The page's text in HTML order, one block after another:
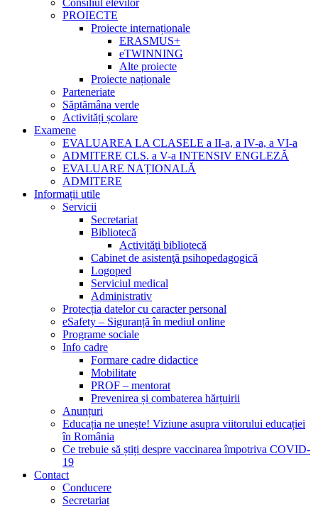
Consiliul elevilor
PROIECTE
Proiecte internaționale
ERASMUS+
eTWINNING
Alte proiecte
Proiecte naționale
Parteneriate
Săptămâna verde
Activități școlare
Examene
EVALUAREA LA CLASELE a II-a, a IV-a, a VI-a
ADMITERE CLS. a V-a INTENSIV ENGLEZĂ
EVALUARE NAȚIONALĂ
ADMITERE
Informații utile
Servicii
Secretariat
Bibliotecă
Activităţi bibliotecă
Cabinet de asistenţă psihopedagogică
Logoped
Serviciul medical
Administrativ
Protecția datelor cu caracter personal
eSafety – Siguranță în mediul online
Programe sociale
Info cadre
Formare cadre didactice
Mobilitate
PROF – mentorat
Prevenirea și combaterea hărțuirii
Anunțuri
Educația ne unește! Viziune asupra viitorului educației
în România
Ce trebuie să știți despre vaccinarea împotriva COVID-
19
Contact
Conducere
Secretariat